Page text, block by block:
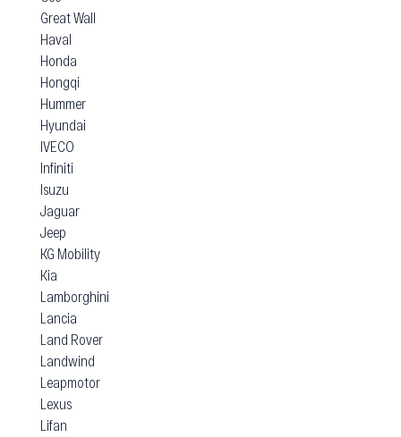
Great Wall
Haval
Honda
Hongqi
Hummer
Hyundai
IVECO
Infiniti
Isuzu
Jaguar
Jeep
KG Mobility
Kia
Lamborghini
Lancia
Land Rover
Landwind
Leapmotor
Lexus
Lifan